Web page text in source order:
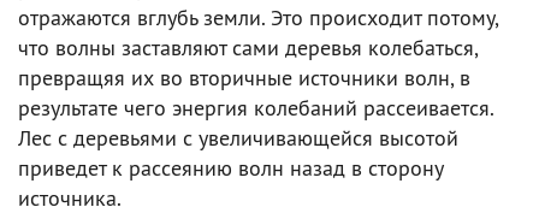
отражаются вглубь земли. Это происходит потому,
что волны заставляют сами деревья колебаться,
превращяя их во вторичные источники волн, в
результате чего энергия колебаний рассеивается.
Лес с деревьями с увеличивающейся высотой
приведет к рассеянию волн назад в сторону
источника.